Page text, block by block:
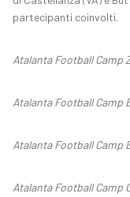
partecipanti coinvolti.
Atalanta Football Camp
Atalanta Football Camp
Atalanta Football Camp
Atalanta Football Camp